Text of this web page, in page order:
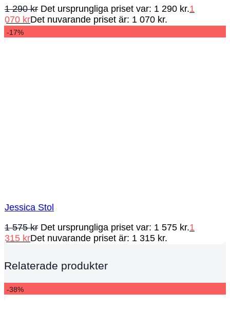
1 290kr Det ursprungliga priset var: 1 290 kr.1
070 krDet nuvarande priset är: 1 070 kr.
-17%
Jessica Stol
1 575kr Det ursprungliga priset var: 1 575 kr.1
315 krDet nuvarande priset är: 1 315 kr.
Relaterade produkter
-38%